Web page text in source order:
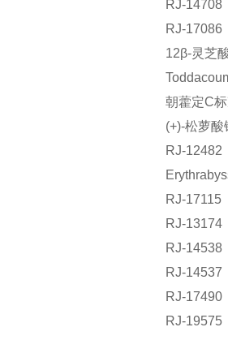
RJ-
RJ-
12β-灵芝
朝藿定C
(+)-松萝
RJ-
RJ-
RJ-
RJ-
RJ-
RJ-
RJ-